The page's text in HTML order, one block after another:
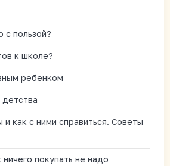
с пользой?
к школе?
ребенком
детства
как с ними справиться. Советы
покупать не надо